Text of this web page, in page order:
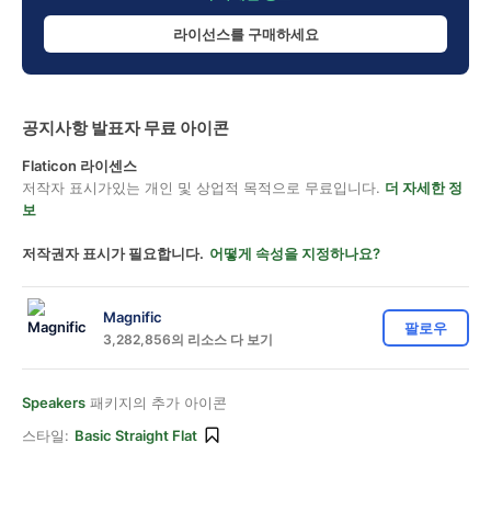
라이선스를 구매하세요
공지사항 발표자 무료 아이콘
Flaticon 라이센스
저작자 표시가있는 개인 및 상업적 목적으로 무료입니다. 더 자세한 정
보
저작권자 표시가 필요합니다. 어떻게 속성을 지정하나요?
Magnific
3,282,856의 리소스 다 보기
팔로우
Speakers 패키지의 추가 아이콘
스타일: Basic Straight Flat